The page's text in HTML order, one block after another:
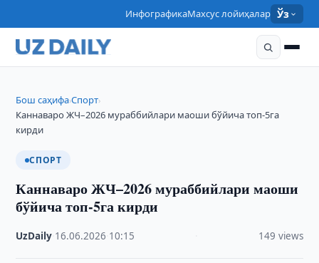
ИнфографикаМахсус лойиҳалар Ўз
Бош саҳифа›Спорт›
Каннаваро ЖЧ–2026 мураббийлари маоши бўйича топ-5га
кирди
СПОРТ
Каннаваро ЖЧ–2026 мураббийлари маоши
бўйича топ-5га кирди
UzDaily 16.06.2026 10:15 149 views